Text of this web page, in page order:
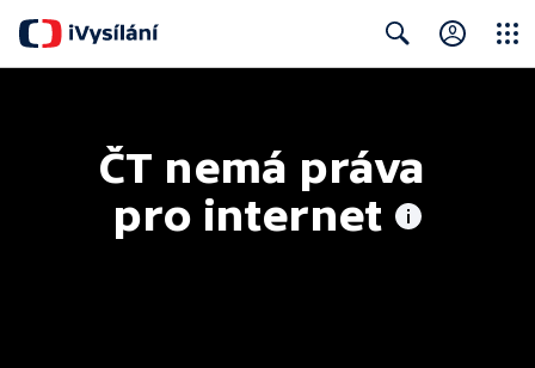
ČT nemá práva
pro internet